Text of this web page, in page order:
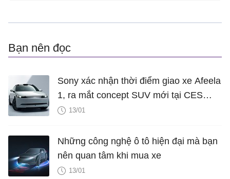
Bạn nên đọc
Sony xác nhận thời điểm giao xe Afeela
1, ra mắt concept SUV mới tại CES
2026
13/01
Những công nghệ ô tô hiện đại mà bạn
nên quan tâm khi mua xe
13/01